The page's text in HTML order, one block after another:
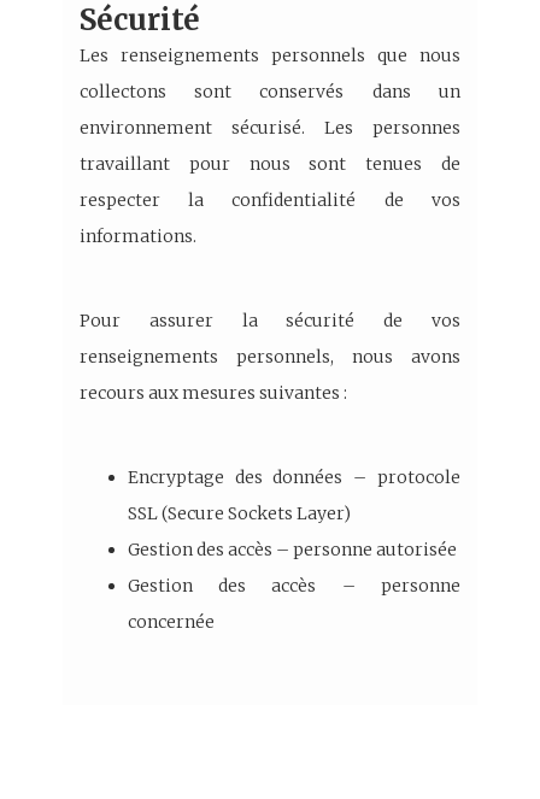
Sécurité
Les renseignements personnels que nous
collectons sont conservés dans un
environnement sécurisé. Les personnes
travaillant pour nous sont tenues de
respecter la confidentialité de vos
informations.
Pour assurer la sécurité de vos
renseignements personnels, nous avons
recours aux mesures suivantes :
Encryptage des données – protocole
SSL (Secure Sockets Layer)
Gestion des accès – personne autorisée
Gestion des accès – personne
concernée